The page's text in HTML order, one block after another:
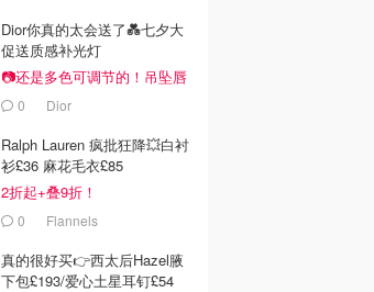
Dior你真的太会送了💑七夕大
促送质感补光灯
📷还是多色可调节的！吊坠唇
蜜£33
0 Dior
Ralph Lauren 疯批狂降💥白衬
衫£36 麻花毛衣£85
2折起+叠9折！
0 Flannels
真的很好买👉西太后Hazel腋
下包£193/爱心土星耳钉£54